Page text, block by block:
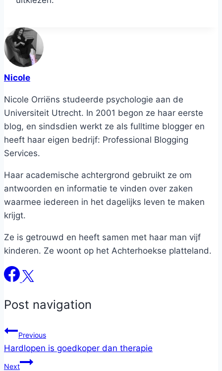
Nicole
Nicole Orriëns studeerde psychologie aan de
Universiteit Utrecht. In 2001 begon ze haar eerste
blog, en sindsdien werkt ze als fulltime blogger en
heeft haar eigen bedrijf: Professional Blogging
Services.
Haar academische achtergrond gebruikt ze om
antwoorden en informatie te vinden over zaken
waarmee iedereen in het dagelijks leven te maken
krijgt.
Ze is getrouwd en heeft samen met haar man vijf
kinderen. Ze woont op het Achterhoekse platteland.
Post navigation
Previous
Hardlopen is goedkoper dan therapie
Next